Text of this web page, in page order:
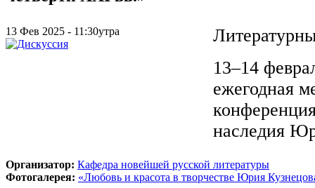
13 Фев 2025 - 11:30утра
13–14
ежегодная
наследия
Организатор: Кафедра новейшей русской литературы
Фотогалерея: «Любовь и красота в творчестве Юрия